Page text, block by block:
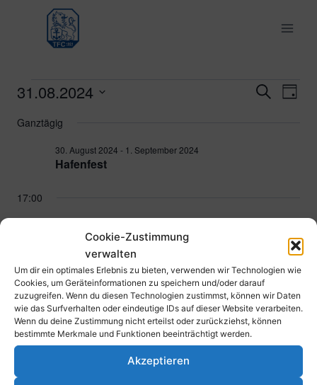
Cookie-Zustimmung
verwalten
Um dir ein optimales Erlebnis zu bieten, verwenden wir Technologien wie
Cookies, um Geräteinformationen zu speichern und/oder darauf
zuzugreifen. Wenn du diesen Technologien zustimmst, können wir Daten
wie das Surfverhalten oder eindeutige IDs auf dieser Website verarbeiten.
Wenn du deine Zustimmung nicht erteilst oder zurückziehst, können
bestimmte Merkmale und Funktionen beeinträchtigt werden.
Akzeptieren
springen
Veranstaltungen
für
August
SucheTag
31.08.2024
wählen.
Ganztägig
Hafenfest
30. August 2024 - 1. September 2024
17:00
mU18 TFC – HC Speyer 1 (Oberliga)
Turn- und Fecht-Club 1861 e.V. Ludwigshafen, Parkstraße 43,
67061 Ludwigshafen am Rhein, Deutschland
Vorheriger Tag Nächster Tag